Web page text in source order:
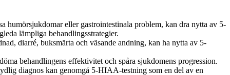
humörsjukdomar eller gastrointestinala problem, kan dra nytta av 5-
lämpliga behandlingsstrategier.
diarré, buksmärta och väsande andning, kan ha nytta av 5-
behandlingens effektivitet och spåra sjukdomens progression.
diagnos kan genomgå 5-HIAA-testning som en del av en